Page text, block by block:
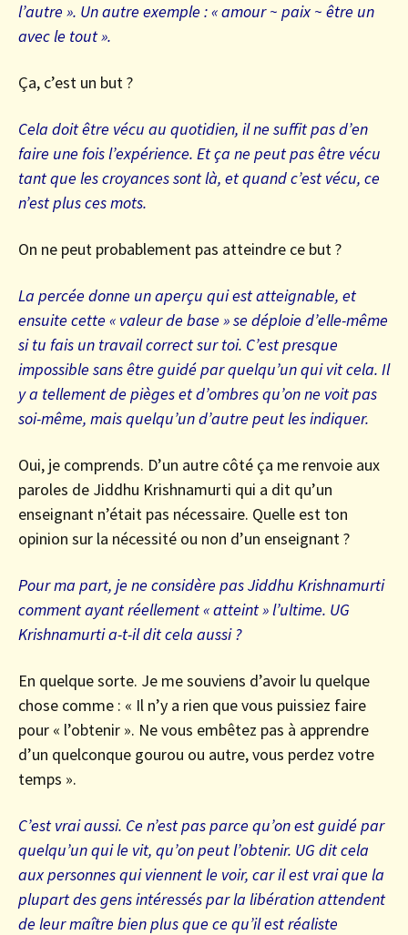
l’autre ». Un autre exemple : « amour ~ paix ~ être un
avec le tout ».
Ça, c’est un but ?
Cela doit être vécu au quotidien, il ne suffit pas d’en
faire une fois l’expérience. Et ça ne peut pas être vécu
tant que les croyances sont là, et quand c’est vécu, ce
n’est plus ces mots.
On ne peut probablement pas atteindre ce but ?
La percée donne un aperçu qui est atteignable, et
ensuite cette « valeur de base » se déploie d’elle-même
si tu fais un travail correct sur toi. C’est presque
impossible sans être guidé par quelqu’un qui vit cela. Il
y a tellement de pièges et d’ombres qu’on ne voit pas
soi-même, mais quelqu’un d’autre peut les indiquer.
Oui, je comprends. D’un autre côté ça me renvoie aux
paroles de Jiddhu Krishnamurti qui a dit qu’un
enseignant n’était pas nécessaire. Quelle est ton
opinion sur la nécessité ou non d’un enseignant ?
Pour ma part, je ne considère pas Jiddhu Krishnamurti
comment ayant réellement « atteint » l’ultime. UG
Krishnamurti a-t-il dit cela aussi ?
En quelque sorte. Je me souviens d’avoir lu quelque
chose comme : « Il n’y a rien que vous puissiez faire
pour « l’obtenir ». Ne vous embêtez pas à apprendre
d’un quelconque gourou ou autre, vous perdez votre
temps ».
C’est vrai aussi. Ce n’est pas parce qu’on est guidé par
quelqu’un qui le vit, qu’on peut l’obtenir. UG dit cela
aux personnes qui viennent le voir, car il est vrai que la
plupart des gens intéressés par la libération attendent
de leur maître bien plus que ce qu’il est réaliste